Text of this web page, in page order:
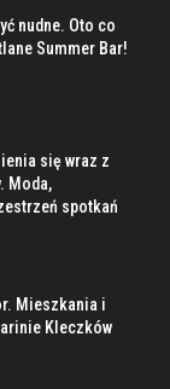
nudne. Oto co
Summer Bar!
się wraz z
Moda,
spotkań
Mieszkania i
Kleczków